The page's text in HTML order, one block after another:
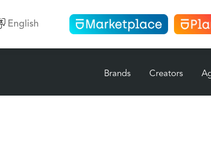
English
Indonesia
Brands Creators